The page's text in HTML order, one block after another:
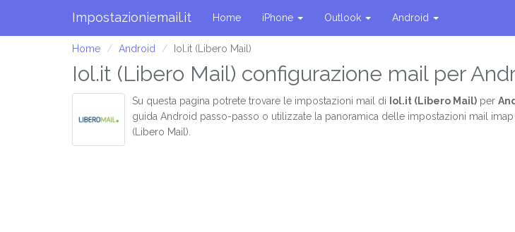
Impostazioniemail.it Home iPhone Outlook Android
Home Android Iol.it (Libero Mail)
Iol.it (Libero Mail) configurazione mail per
Su questa pagina potrete trovare le impostazioni mail di Iol.it (Libero Mail) per
guida Android passo-passo o utilizzate la panoramica delle impostazioni mail
(Libero Mail).